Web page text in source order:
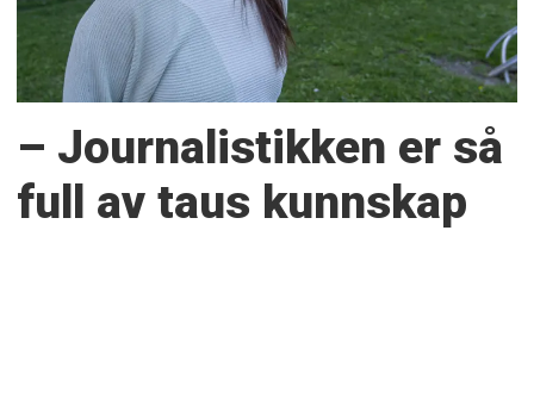
– Journalistikken er så
full av taus kunnskap